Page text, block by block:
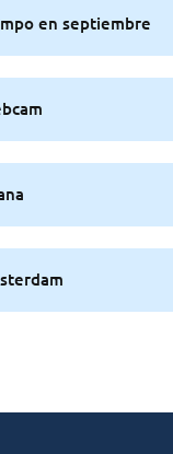
en septiembre